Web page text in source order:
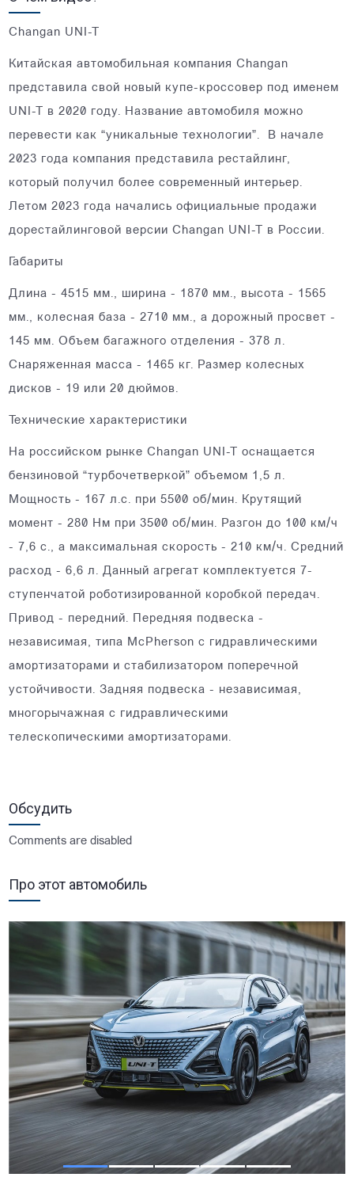
Changan UNI-T
Китайская автомобильная компания Changan
представила свой новый купе-кроссовер под именем
UNI-T в 2020 году. Название автомобиля можно
перевести как “уникальные технологии”. В начале
2023 года компания представила рестайлинг,
который получил более современный интерьер.
Летом 2023 года начались официальные продажи
дорестайлинговой версии Changan UNI-T в России.
Габариты
Длина - 4515 мм., ширина - 1870 мм., высота - 1565
мм., колесная база - 2710 мм., а дорожный просвет -
145 мм. Объем багажного отделения - 378 л.
Снаряженная масса - 1465 кг. Размер колесных
дисков - 19 или 20 дюймов.
Технические характеристики
На российском рынке Changan UNI-T оснащается
бензиновой “турбочетверкой” объемом 1,5 л.
Мощность - 167 л.с. при 5500 об/мин. Крутящий
момент - 280 Нм при 3500 об/мин. Разгон до 100 км/ч
- 7,6 с., а максимальная скорость - 210 км/ч. Средний
расход - 6,6 л. Данный агрегат комплектуется 7-
ступенчатой роботизированной коробкой передач.
Привод - передний. Передняя подвеска -
независимая, типа McPherson с гидравлическими
амортизаторами и стабилизатором поперечной
устойчивости. Задняя подвеска - независимая,
многорычажная с гидравлическими
телескопическими амортизаторами.
Обсудить
Comments are disabled
Про этот автомобиль